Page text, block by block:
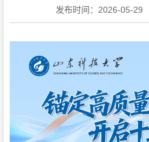
发布时间：2026-05-29